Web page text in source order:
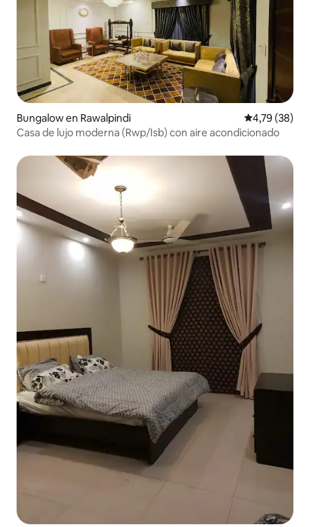
Bungalow en Rawalpindi Calificación
4,79 (38)
Casa de lujo moderna (Rwp/Isb) con aire acondicionado